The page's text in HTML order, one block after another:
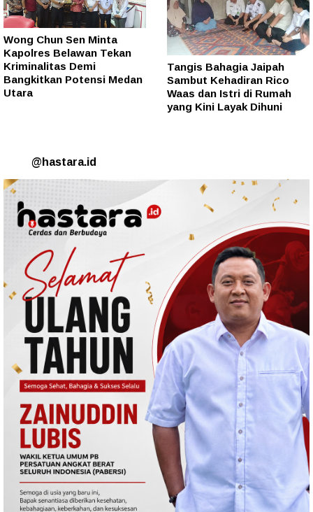
Wong Chun Sen Minta
Kapolres Belawan Tekan
Kriminalitas Demi
Bangkitkan Potensi Medan
Utara
Tangis Bahagia Jaipah
Sambut Kehadiran Rico
Waas dan Istri di Rumah
yang Kini Layak Dihuni
@hastara.id